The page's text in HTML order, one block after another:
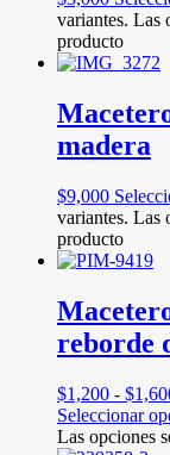
variantes. Las
producto
madera
$9,000
variantes. Las
producto
reborde
$1,200 - $
Seleccionar
Las opciones